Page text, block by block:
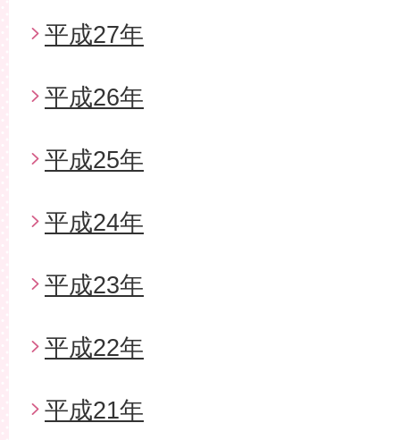
平成27年
平成26年
平成25年
平成24年
平成23年
平成22年
平成21年